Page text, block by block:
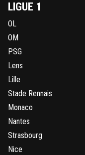
LIGUE 1
OL
OM
PSG
Lens
Lille
Stade Rennais
Monaco
Nantes
Strasbourg
Nice